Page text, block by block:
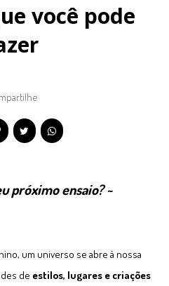
você pode
próximo ensaio? ~
um universo se abre à nossa
de estilos, lugares e criações